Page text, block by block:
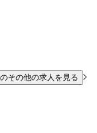
その他の求人を見る